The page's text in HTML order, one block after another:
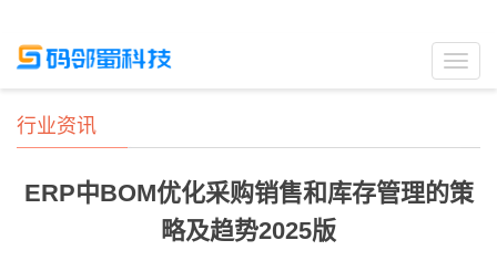
行业资讯
ERP中BOM优化采购销售和库存管理的策
略及趋势2025版